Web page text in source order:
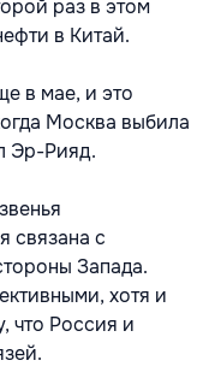
раз в этом
в Китай.
в мае, и это
Москва выбила
Эр-Рияд.
связана с
Запада.
хотя и
что Россия и